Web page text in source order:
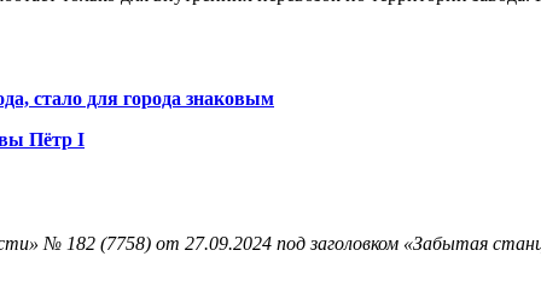
стало для города знаковым
Пётр I
№ 182 (7758) от 27.09.2024 под заголовком «Забытая